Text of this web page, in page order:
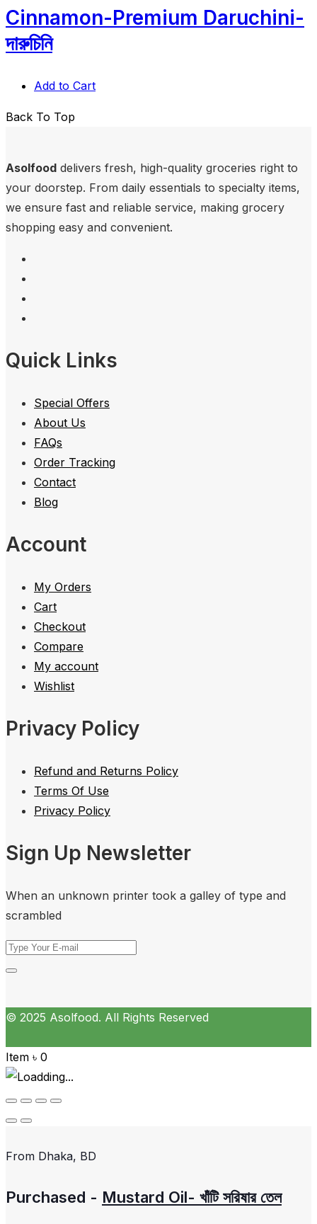
Cinnamon-Premium Daruchini-
দারুচিনি
Add to Cart
Back To Top
Asolfood delivers fresh, high-quality groceries right to
your doorstep. From daily essentials to specialty items,
we ensure fast and reliable service, making grocery
shopping easy and convenient.
Quick Links
Special Offers
About Us
FAQs
Order Tracking
Contact
Blog
Account
My Orders
Cart
Checkout
Compare
My account
Wishlist
Privacy Policy
Refund and Returns Policy
Terms Of Use
Privacy Policy
Sign Up Newsletter
When an unknown printer took a galley of type and
scrambled
© 2025 Asolfood. All Rights Reserved
Item ৳ 0
From Dhaka, BD
Purchased - Mustard Oil- খাঁটি সরিষার তেল